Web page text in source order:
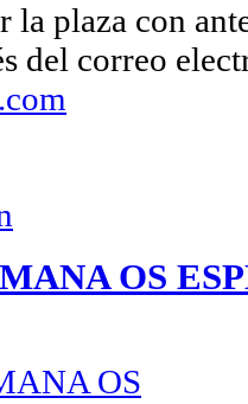
la plaza con
del correo
OS